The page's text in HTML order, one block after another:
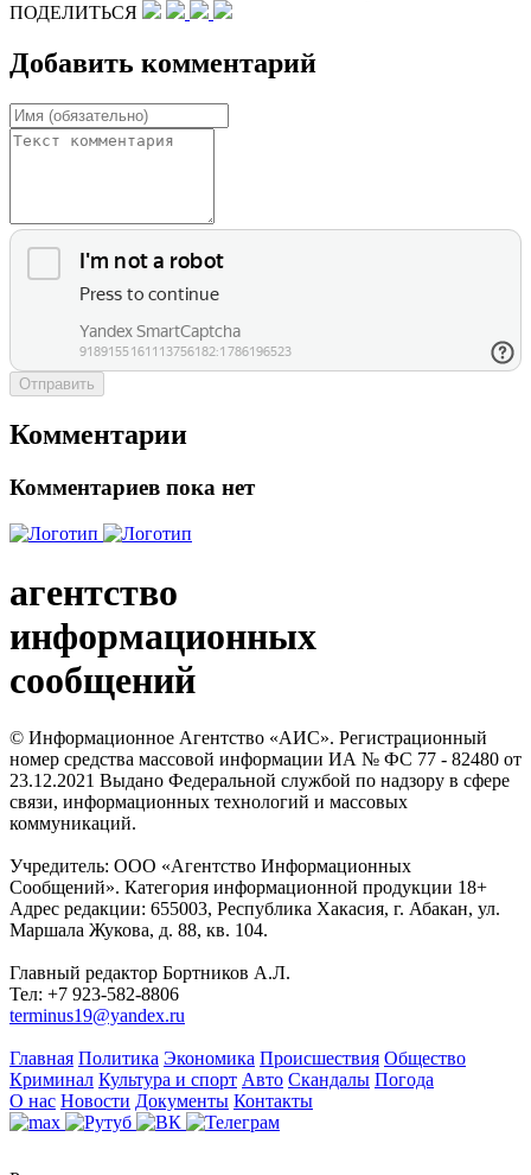
ПОДЕЛИТЬСЯ
Добавить комментарий
Отправить
Комментарии
Комментариев пока нет
агентство
информационных
сообщений
© Информационное Агентство «АИС». Регистрационный
номер средства массовой информации ИА № ФС 77 - 82480 от
23.12.2021 Выдано Федеральной службой по надзору в сфере
связи, информационных технологий и массовых
коммуникаций.
Учредитель: ООО «Агентство Информационных
Сообщений». Категория информационной продукции 18+
Адрес редакции: 655003, Республика Хакасия, г. Абакан, ул.
Маршала Жукова, д. 88, кв. 104.
Главный редактор Бортников А.Л.
Тел: +7 923-582-8806
terminus19@yandex.ru
Главная Политика Экономика Происшествия Общество
Криминал Культура и спорт Авто Скандалы Погода
О нас Новости Документы Контакты